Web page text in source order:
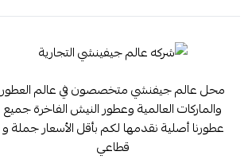
محل عالم جيفنشي متخصصون في عالم العطور
والماركات العالمية وعطور النيش الفاخرة جميع
عطورنا أصلية نقدمها لكم بأقل الأسعار جملة و
قطاعي